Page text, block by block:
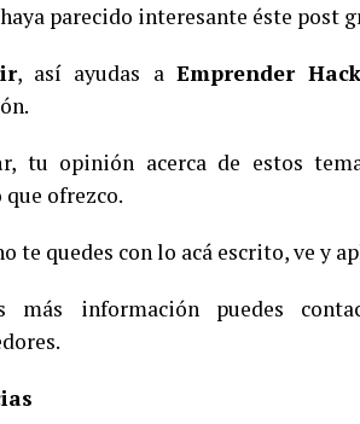
parecido interesante éste post
, así ayudas a Emprender
r, tu opinión acerca de estos
ofrezco.
te quedes con lo acá escrito, ve y
más información puedes